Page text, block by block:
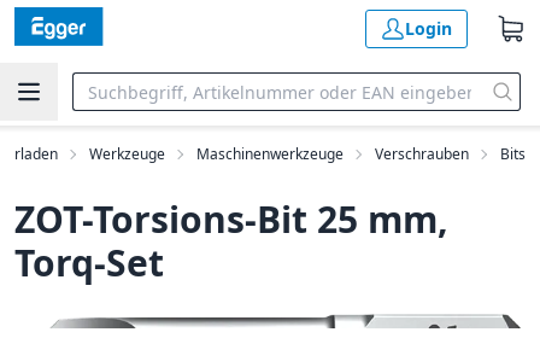
Login
Werkzeuge Maschinenwerkzeuge Verschrauben Bits
ZOT-Torsions-Bit 25 mm,
Torq-Set